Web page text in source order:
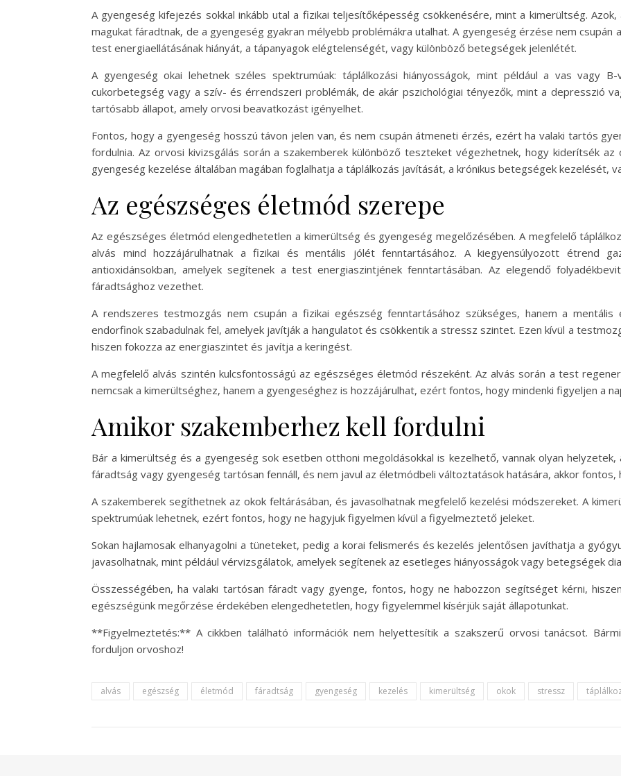
A gyengeség kifejezés sokkal inkább utal a fizikai teljesítőképesség csökkenésére, mint a kimerültség.
magukat fáradtnak, de a gyengeség gyakran mélyebb problémákra utalhat. A gyengeség érzése nem
test energiaellátásának hiányát, a tápanyagok elégtelenségét, vagy különböző betegségek jelenlétét.
A gyengeség okai lehetnek széles spektrumúak: táplálkozási hiányosságok, mint például a vas vagy
cukorbetegség vagy a szív- és érrendszeri problémák, de akár pszichológiai tényezők, mint a depresszió
tartósabb állapot, amely orvosi beavatkozást igényelhet.
Fontos, hogy a gyengeség hosszú távon jelen van, és nem csupán átmeneti érzés, ezért ha valaki tartós
fordulnia. Az orvosi kivizsgálás során a szakemberek különböző teszteket végezhetnek, hogy kiderítsék
gyengeség kezelése általában magában foglalhatja a táplálkozás javítását, a krónikus betegségek kezelését,
Az egészséges életmód szerepe
Az egészséges életmód elengedhetetlen a kimerültség és gyengeség megelőzésében. A megfelelő
alvás mind hozzájárulhatnak a fizikai és mentális jólét fenntartásához. A kiegyensúlyozott étrend
antioxidánsokban, amelyek segítenek a test energiaszintjének fenntartásában. Az elegendő
fáradtsághoz vezethet.
A rendszeres testmozgás nem csupán a fizikai egészség fenntartásához szükséges, hanem a mentális
endorfinok szabadulnak fel, amelyek javítják a hangulatot és csökkentik a stressz szintet. Ezen kívül a
hiszen fokozza az energiaszintet és javítja a keringést.
A megfelelő alvás szintén kulcsfontosságú az egészséges életmód részeként. Az alvás során a test
nemcsak a kimerültséghez, hanem a gyengeséghez is hozzájárulhat, ezért fontos, hogy mindenki figyeljen a
Amikor szakemberhez kell fordulni
Bár a kimerültség és a gyengeség sok esetben otthoni megoldásokkal is kezelhető, vannak olyan
fáradtság vagy gyengeség tartósan fennáll, és nem javul az életmódbeli változtatások hatására, akkor
A szakemberek segíthetnek az okok feltárásában, és javasolhatnak megfelelő kezelési módszereket. A
spektrumúak lehetnek, ezért fontos, hogy ne hagyjuk figyelmen kívül a figyelmeztető jeleket.
Sokan hajlamosak elhanyagolni a tüneteket, pedig a korai felismerés és kezelés jelentősen javíthatja a
javasolhatnak, mint például vérvizsgálatok, amelyek segítenek az esetleges hiányosságok vagy betegségek
Összességében, ha valaki tartósan fáradt vagy gyenge, fontos, hogy ne habozzon segítséget kérni,
egészségünk megőrzése érdekében elengedhetetlen, hogy figyelemmel kísérjük saját állapotunkat.
**Figyelmeztetés:** A cikkben található információk nem helyettesítik a szakszerű orvosi tanácsot.
forduljon orvoshoz!
alvás egészség életmód fáradtság gyengeség kezelés kimerültség okok stressz